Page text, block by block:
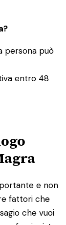
persona può
entro 48
e non
fattori che
che vuoi